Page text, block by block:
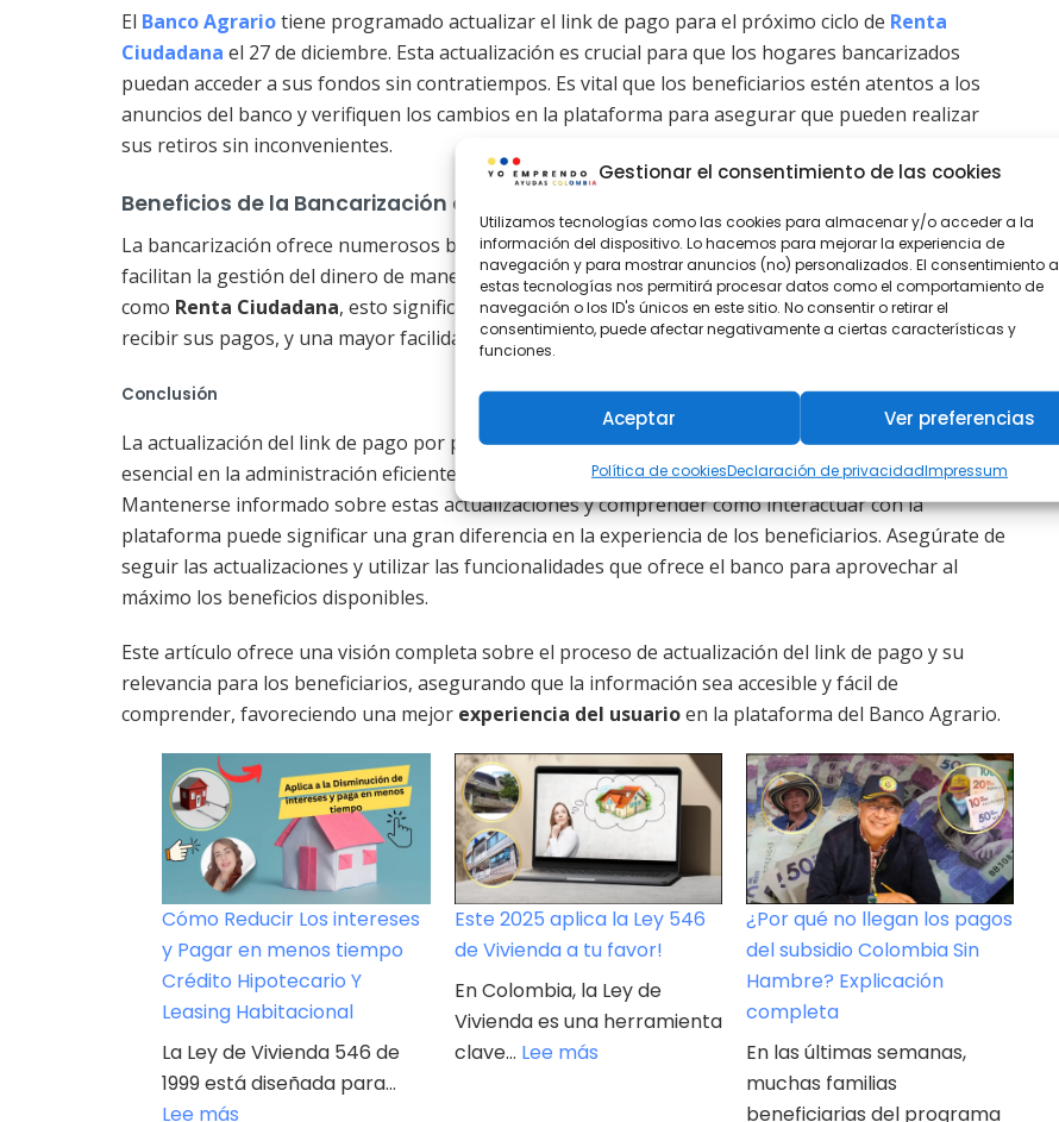
Gestionar el consentimiento de las cookies
Utilizamos tecnologías como las cookies para almacenar y/o acceder a la
información del dispositivo. Lo hacemos para mejorar la experiencia de
navegación y para mostrar anuncios (no) personalizados. El consentimiento a
estas tecnologías nos permitirá procesar datos como el comportamiento de
navegación o los ID's únicos en este sitio. No consentir o retirar el
consentimiento, puede afectar negativamente a ciertas características y
funciones.
Aceptar Ver preferencias
Política de cookiesDeclaración de privacidadImpressum
El Banco Agrariotiene programado actualizar el link de pago para el próximo ciclo de Renta
Ciudadana el 27 de diciembre. Esta actualización es crucial para que los hogares bancarizados
puedan acceder a sus fondos sin contratiempos. Es vital que los beneficiarios estén atentos a los
anuncios del banco y verifiquen los cambios en la plataforma para asegurar que pueden realizar
sus retiros sin inconvenientes.
Beneficios de la Bancarización en el Proceso de Pagos
La bancarización ofrece numerosos beneficios, incluyendo el acceso a servicios financieros que
facilitan la gestión del dinero de manera segura y eficiente. Para los beneficiarios de programas
como Renta Ciudadana, esto significa una reducción significativa en los tiempos de espera para
recibir sus pagos, y una mayor facilidad en la gestión de sus recursos financieros.
Conclusión
La actualización del link de pago por parte del Banco Agrario de Colombia es un componente
esencial en la administración eficiente de programas de asistencia financiera como Renta Ciudadana.
Mantenerse informado sobre estas actualizaciones y comprender cómo interactuar con la
plataforma puede significar una gran diferencia en la experiencia de los beneficiarios. Asegúrate de
seguir las actualizaciones y utilizar las funcionalidades que ofrece el banco para aprovechar al
máximo los beneficios disponibles.
Este artículo ofrece una visión completa sobre el proceso de actualización del link de pago y su
relevancia para los beneficiarios, asegurando que la información sea accesible y fácil de
comprender, favoreciendo una mejor experiencia del usuarioen la plataforma del Banco Agrario.
Cómo Reducir Los intereses
y Pagar en menos tiempo
Crédito Hipotecario Y
Leasing Habitacional
La Ley de Vivienda 546 de
1999 está diseñada para…
Lee más
Este 2025 aplica la Ley 546
de Vivienda a tu favor!
En Colombia, la Ley de
Vivienda es una herramienta
clave… Lee más:
¿Por qué no llegan los pagos
del subsidio Colombia Sin
Hambre? Explicación
completa
En las últimas semanas,
muchas familias
beneficiarias del programa